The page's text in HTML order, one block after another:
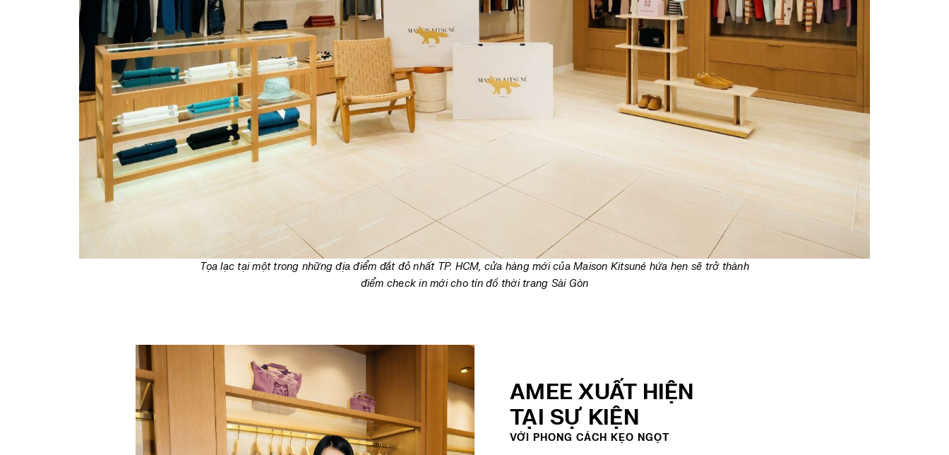
Tọa lạc tại một trong những địa điểm đắt đỏ nhất TP. HCM, cửa hàng mới của Maison Kitsuné hứa hẹn sẽ trở thành
điểm check in mới cho tín đồ thời trang Sài Gòn
AMEE XUẤT HIỆN
TẠI SỰ KIỆN
VỚI PHONG CÁCH KẸO NGỌT